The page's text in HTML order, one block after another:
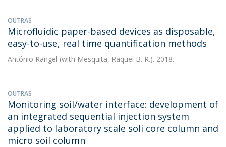
OUTRAS
Microfluidic paper-based devices as disposable,
easy-to-use, real time quantification methods
António Rangel (with Mesquita, Raquel B. R.). 2018.
OUTRAS
Monitoring soil/water interface: development of
an integrated sequential injection system
applied to laboratory scale soli core column and
micro soil column